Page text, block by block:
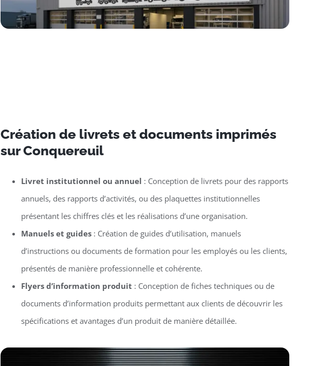
Création de livrets et documents imprimés
sur Conquereuil
Livret institutionnel ou annuel : Conception de livrets pour des rapports
annuels, des rapports d’activités, ou des plaquettes institutionnelles
présentant les chiffres clés et les réalisations d’une organisation.
Manuels et guides : Création de guides d’utilisation, manuels
d’instructions ou documents de formation pour les employés ou les clients,
présentés de manière professionnelle et cohérente.
Flyers d’information produit : Conception de fiches techniques ou de
documents d’information produits permettant aux clients de découvrir les
spécifications et avantages d’un produit de manière détaillée.